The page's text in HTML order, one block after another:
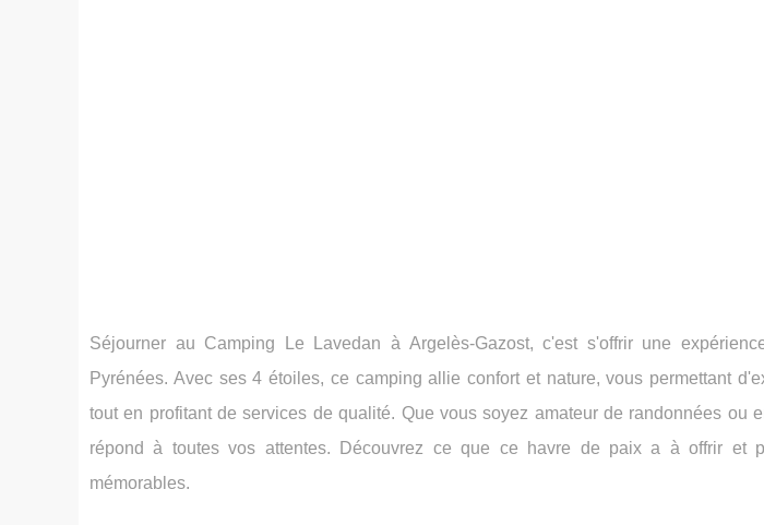
Séjourner au Camping Le Lavedan à Argelès-Gazost, c'est s'offrir une
Pyrénées. Avec ses 4 étoiles, ce camping allie confort et nature, vous permettant
tout en profitant de services de qualité. Que vous soyez amateur de randonnées ou
répond à toutes vos attentes. Découvrez ce que ce havre de paix a à offrir et
mémorables.